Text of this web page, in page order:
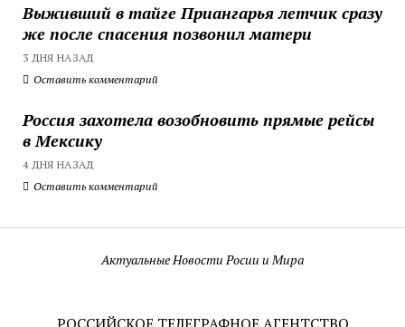
Выживший в тайге Приангарья летчик сразу
же после спасения позвонил матери
3 ДНЯ НАЗАД
Оставить комментарий
Россия захотела возобновить прямые рейсы
в Мексику
4 ДНЯ НАЗАД
Оставить комментарий
Актуальные Новости Росии и Мира